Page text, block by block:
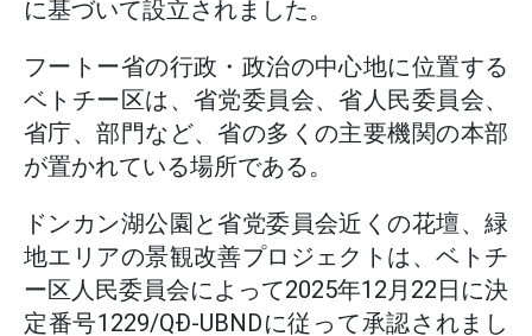
に基づいて設立されました。
フートー省の行政・政治の中心地に位置する
ベトチー区は、省党委員会、省人民委員会、
省庁、部門など、省の多くの主要機関の本部
が置かれている場所である。
ドンカン湖公園と省党委員会近くの花壇、緑
地エリアの景観改善プロジェクトは、ベトチ
ー区人民委員会によって2025年12月22日に決
定番号1229/QĐ-UBNDに従って承認されまし